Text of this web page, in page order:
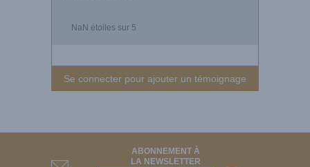
NaN étoiles sur 5
Se connecter pour ajouter un témoignage
ABONNEMENT À
LA NEWSLETTER